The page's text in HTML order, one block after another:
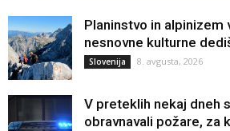
Planinstvo in alpinizem
nesnovne kulturne
Slovenija 8. avgusta, 2026
V preteklih nekaj dneh
obravnavali požare, za